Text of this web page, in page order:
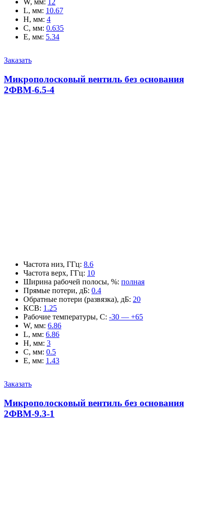
L, мм: 10.67
H, мм: 4
C, мм: 0.635
E, мм: 5.34
Заказать
Микрополосковый вентиль без основания
2ФВМ-6.5-4
Частота низ, ГГц: 8.6
Частота верх, ГГц: 10
Ширина рабочей полосы, %: полная
Прямые потери, дБ: 0.4
Обратные потери (развязка), дБ: 20
КСВ: 1.25
Рабочие температуры, С: -30 — +65
W, мм: 6.86
L, мм: 6.86
H, мм: 3
C, мм: 0.5
E, мм: 1.43
Заказать
Микрополосковый вентиль без основания
2ФВМ-9.3-1